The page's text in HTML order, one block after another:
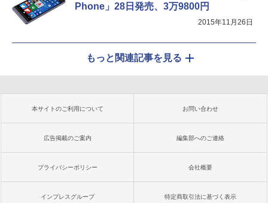
Phone」28日発売、3万9800円
2015年11月26日
もっと関連記事を見る
本サイトのご利用について お問い合わせ
広告掲載のご案内 編集部へのご連絡
プライバシーポリシー 会社概要
インプレスグループ 特定商取引法に基づく表示